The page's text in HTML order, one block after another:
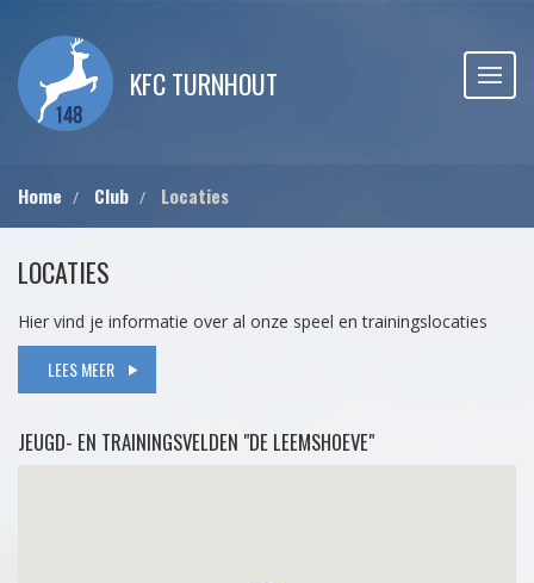
KFC TURNHOUT
Home Club Locaties
LOCATIES
Hier vind je informatie over al onze speel en trainingslocaties
LEES MEER
JEUGD- EN TRAININGSVELDEN "DE LEEMSHOEVE"